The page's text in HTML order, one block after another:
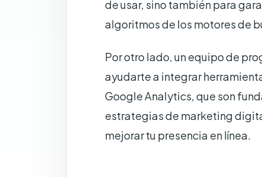
de usar, sino también para
algoritmos de los motores de
Por otro lado, un equipo de
ayudarte a integrar
Google Analytics, que son
estrategias de marketing
mejorar tu presencia en línea.